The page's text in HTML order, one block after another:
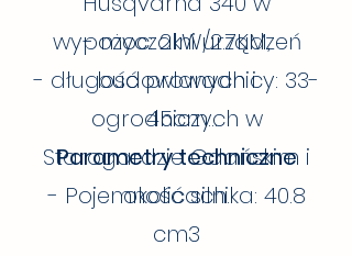
komfort podczas pracy, a
wyważone rozłożenie masy
sprawia, że jest łatwa do
manewrowania.
wypożyczalni urządzeń
budowlanych i
ogrodniczych w
Starogardzie Gdańskim i
okolicach.
- moc: 2kW/2.7KM,
- długość prowadnicy: 33-
45cm
Parametry techniczne
- Pojemność silnika: 40.8
cm3